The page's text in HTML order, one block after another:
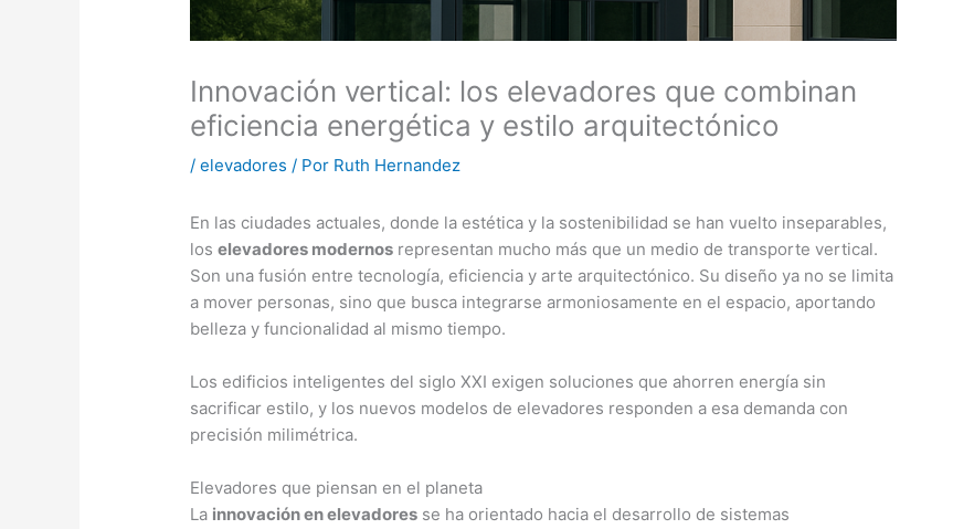
Innovación vertical: los elevadores que combinan
eficiencia energética y estilo arquitectónico
/elevadores / Por Ruth Hernandez
En las ciudades actuales, donde la estética y la sostenibilidad se han vuelto inseparables,
loselevadores modernos representan mucho más que un medio de transporte vertical.
Son una fusión entre tecnología, eficiencia y arte arquitectónico. Su diseño ya no se limita
a mover personas, sino que busca integrarse armoniosamente en el espacio, aportando
belleza y funcionalidad al mismo tiempo.
Los edificios inteligentes del siglo XXI exigen soluciones que ahorren energía sin
sacrificar estilo, y los nuevos modelos de elevadores responden a esa demanda con
precisión milimétrica.
Elevadores que piensan en el planeta
La innovación en elevadores se ha orientado hacia el desarrollo de sistemas